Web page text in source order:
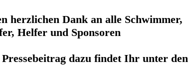
herzlichen Dank an alle Schwimmer,
Helfer und Sponsoren
Pressebeitrag dazu findet Ihr unter den